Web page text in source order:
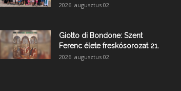
2026. augusztus 02.
Giotto di Bondone: Szent
Ferenc élete freskósorozat 21.
2026. augusztus 02.